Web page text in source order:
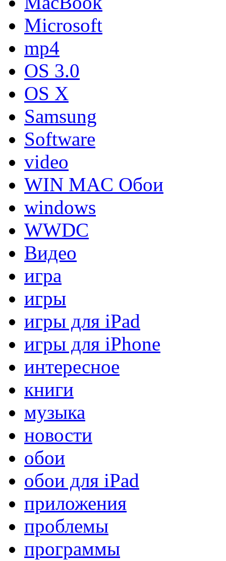
Microsoft
mp4
OS 3.0
OS X
Samsung
Software
video
WIN MAC Обои
windows
WWDC
Видео
игра
игры
игры для iPad
игры для iPhone
интересное
книги
музыка
новости
обои
обои для iPad
приложения
проблемы
программы